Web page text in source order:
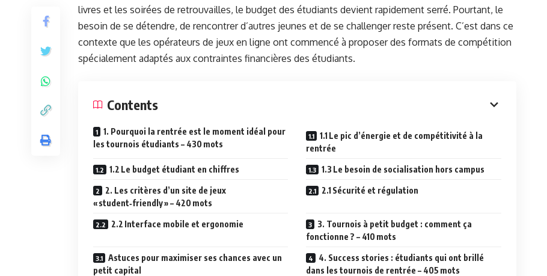
livres et les soirées de retrouvailles, le budget des étudiants devient rapidement serré. Pourtant, le
besoin de se détendre, de rencontrer d’autres jeunes et de se challenger reste présent. C’est dans ce
contexte que les opérateurs de jeux en ligne ont commencé à proposer des formats de compétition
spécialement adaptés aux contraintes financières des étudiants.
Contents
1. Pourquoi la rentrée est le moment idéal pour
les tournois étudiants – 430 mots
1.1 Le pic d’énergie et de compétitivité à la
rentrée
1.2 Le budget étudiant en chiffres 1.3 Le besoin de socialisation hors campus
2. Les critères d’un site de jeux
« student‑friendly » – 420 mots
2.1 Sécurité et régulation
2.2 Interface mobile et ergonomie
3. Tournois à petit budget : comment ça
fonctionne ? – 410 mots
Astuces pour maximiser ses chances avec un
petit capital
4. Success stories : étudiants qui ont brillé
dans les tournois de rentrée – 405 mots